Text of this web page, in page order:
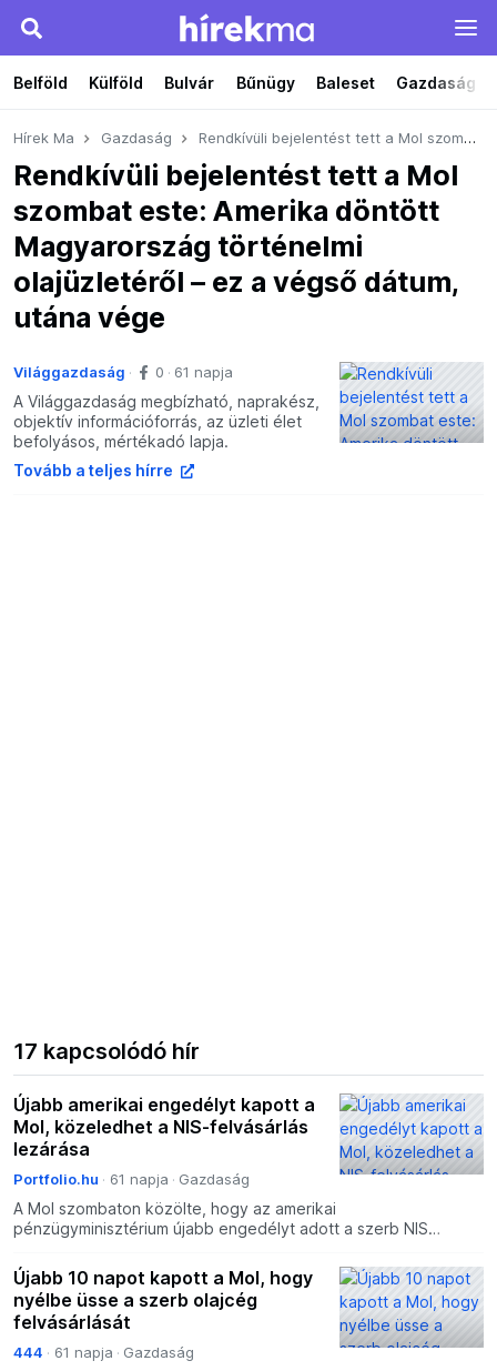
Belföld Külföld Bulvár Bűnügy Baleset Gazdaság
Hírek Ma Gazdaság Rendkívüli bejelentést tett a Mol szombat este: Amerika döntött Magyarország történelmi olajüzletéről – ez a végső dátum, utána vége
Rendkívüli bejelentést tett a Mol
szombat este: Amerika döntött
Magyarország történelmi
olajüzletéről – ez a végső dátum,
utána vége
Világgazdaság 0 61 napja
A Világgazdaság megbízható, naprakész,
objektív információforrás, az üzleti élet
befolyásos, mértékadó lapja.
Tovább a teljes hírre
17 kapcsolódó hír
Újabb amerikai engedélyt kapott a
Mol, közeledhet a NIS-felvásárlás
lezárása
Portfolio.hu 61 napja Gazdaság
A Mol szombaton közölte, hogy az amerikai
pénzügyminisztérium újabb engedélyt adott a szerb NIS
folytatására. A f
Újabb 10 napot kapott a Mol, hogy
nyélbe üsse a szerb olajcég
felvásárlását
444 61 napja Gazdaság